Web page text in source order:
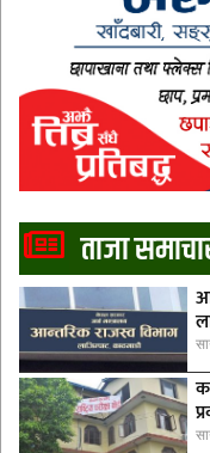
ताजा